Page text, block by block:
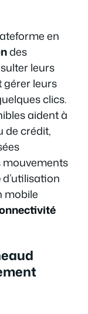
en
des
leurs
gérer leurs
clics.
aident à
de crédit,
mouvements
d’utilisation
mobile